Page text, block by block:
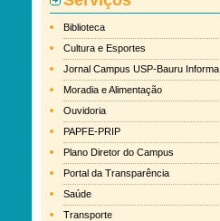
Biblioteca
Cultura e Esportes
Jornal Campus USP-Bauru Informa
Moradia e Alimentação
Ouvidoria
PAPFE-PRIP
Plano Diretor do Campus
Portal da Transparência
Saúde
Transporte